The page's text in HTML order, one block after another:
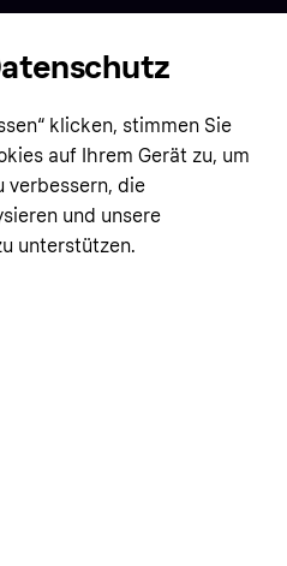
klicken, stimmen Sie
auf Ihrem Gerät zu, um
verbessern, die
und unsere
unterstützen.